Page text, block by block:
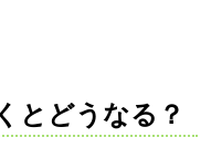
とどうなる？